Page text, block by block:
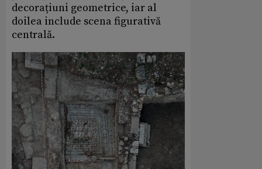
decorațiuni geometrice, iar al
doilea include scena figurativă
centrală.